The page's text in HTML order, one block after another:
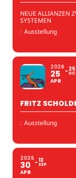
NEUE ALLIANZEN
SYSTEMEN
: Ausstellung
2026
25
APR
25
FRITZ
: Ausstellung
2026
30
APR
13
SEP